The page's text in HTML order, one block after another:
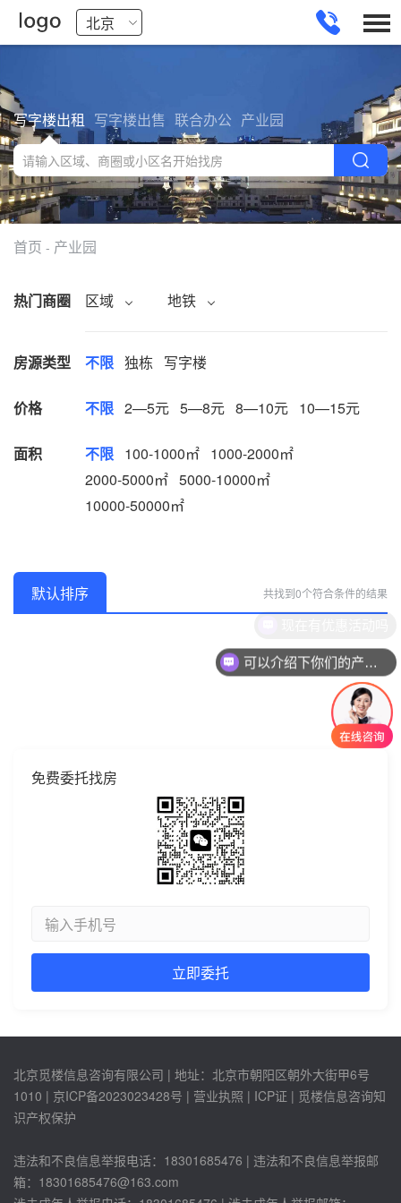
写字楼出租 写字楼出售 联合办公 产业园
首页 - 产业园
热门商圈 区域 地铁
房源类型 不限 独栋 写字楼
价格 不限 2—5元 5—8元 8—10元 10—15元
面积 不限 100-1000㎡ 1000-2000㎡
2000-5000㎡ 5000-10000㎡
10000-50000㎡
默认排序 共找到0个符合条件的结果
免费委托找房
北京觅楼信息咨询有限公司 | 地址：北京市朝阳区朝外大街甲6号
1010 | 京ICP备2023023428号 | 营业执照 | ICP证 | 觅楼信息咨询知
识产权保护
违法和不良信息举报电话：18301685476 | 违法和不良信息举报邮
箱：18301685476@163.com